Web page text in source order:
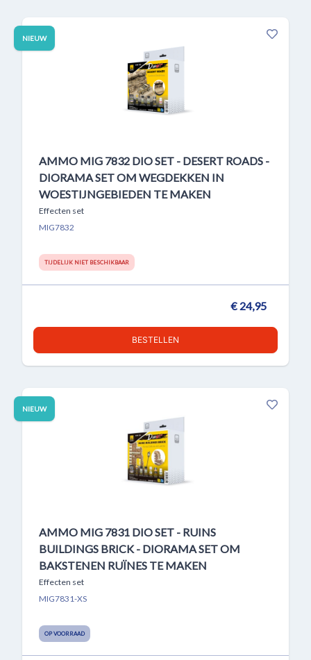
NIEUW
AMMO MIG 7832 DIO SET - DESERT ROADS -
DIORAMA SET OM WEGDEKKEN IN
WOESTIJNGEBIEDEN TE MAKEN
Effecten set
MIG7832
TIJDELIJK NIET BESCHIKBAAR
€ 24,95
BESTELLEN
NIEUW
AMMO MIG 7831 DIO SET - RUINS
BUILDINGS BRICK - DIORAMA SET OM
BAKSTENEN RUÏNES TE MAKEN
Effecten set
MIG7831-XS
OP VOORRAAD